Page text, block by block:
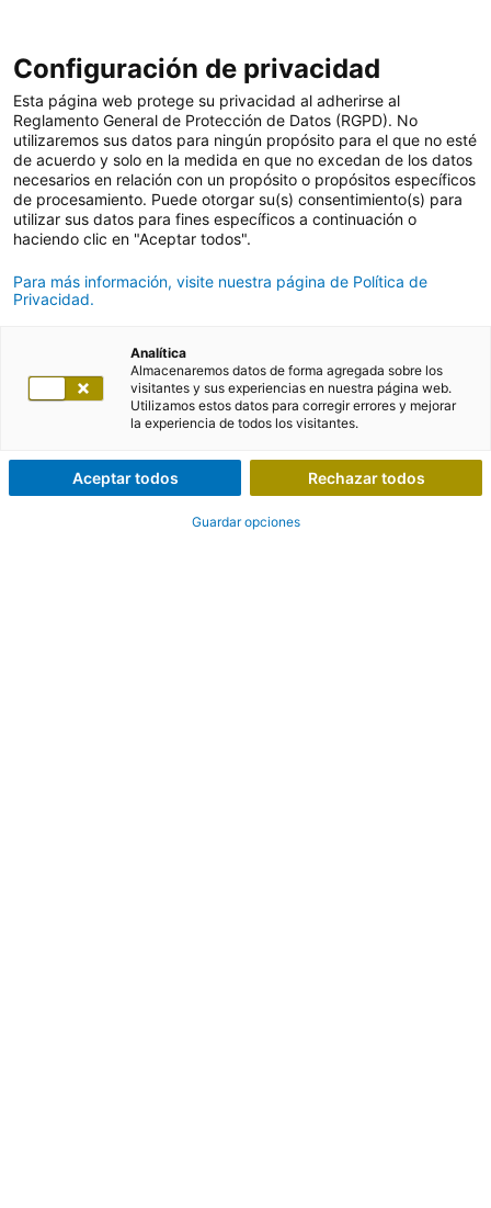
Configuración de privacidad
Esta página web protege su privacidad al adherirse al
Reglamento General de Protección de Datos (RGPD). No
utilizaremos sus datos para ningún propósito para el que no esté
de acuerdo y solo en la medida en que no excedan de los datos
necesarios en relación con un propósito o propósitos específicos
de procesamiento. Puede otorgar su(s) consentimiento(s) para
utilizar sus datos para fines específicos a continuación o
haciendo clic en "Aceptar todos".
Para más información, visite nuestra página de Política de
Privacidad.
Analítica
Almacenaremos datos de forma agregada sobre los
visitantes y sus experiencias en nuestra página web.
Utilizamos estos datos para corregir errores y mejorar
la experiencia de todos los visitantes.
Aceptar todos Rechazar todos
Guardar opciones